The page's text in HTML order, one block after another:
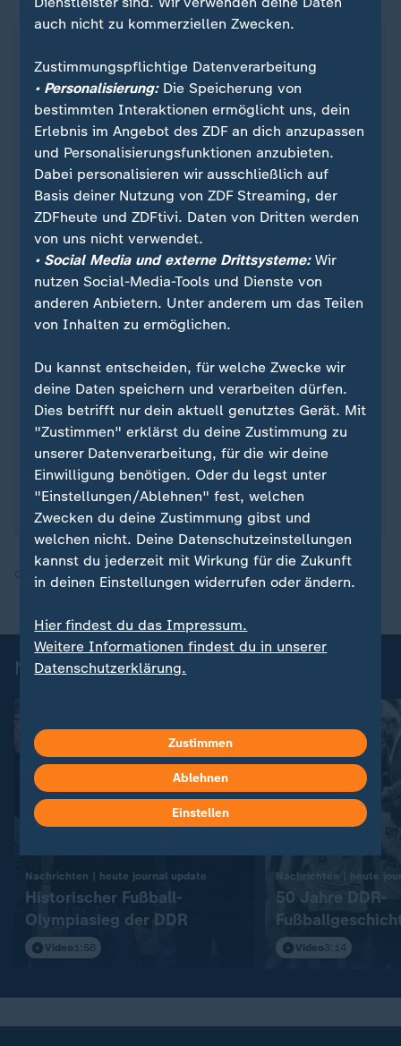
Quelle: Reuters
Sie wollen über Sport stets auf dem Laufenden
bleiben? Dann ist unser sportstudio-WhatsApp-
Channel genau das Richtige für Sie. Egal ob
morgens zum Kaffee, mittags zum Lunch oder zum
Feierabend - erhalten Sie
die wichtigsten News
direkt auf Ihr Smartphone
. Melden Sie sich hier
ganz einfach für unseren WhatsApp-Channel an:
sportstudio-WhatsApp-Channel
Quelle: ZDF, dpa, sid
News zu Olympia
Nachrichten | heute journal update
Historischer Fußball-
Olympiasieg der DDR
Video 1:58
Nachrichten | heute
50 Jahre DDR-
Video3:14
auch nicht zu kommerziellen Zwecken.
Zustimmungspflichtige Datenverarbeitung
• Personalisierung:Die Speicherung von
bestimmten Interaktionen ermöglicht uns, dein
Erlebnis im Angebot des ZDF an dich anzupassen
und Personalisierungsfunktionen anzubieten.
Dabei personalisieren wir ausschließlich auf
Basis deiner Nutzung von ZDF Streaming, der
ZDFheute und ZDFtivi. Daten von Dritten werden
von uns nicht verwendet.
• Social Media und externe Drittsysteme:Wir
nutzen Social-Media-Tools und Dienste von
anderen Anbietern. Unter anderem um das Teilen
von Inhalten zu ermöglichen.
Du kannst entscheiden, für welche Zwecke wir
deine Daten speichern und verarbeiten dürfen.
Dies betrifft nur dein aktuell genutztes Gerät. Mit
"Zustimmen" erklärst du deine Zustimmung zu
unserer Datenverarbeitung, für die wir deine
Einwilligung benötigen. Oder du legst unter
"Einstellungen/Ablehnen" fest, welchen
Zwecken du deine Zustimmung gibst und
welchen nicht. Deine Datenschutzeinstellungen
kannst du jederzeit mit Wirkung für die Zukunft
in deinen Einstellungen widerrufen oder ändern.
Hier findest du das Impressum.
Weitere Informationen findest du in unserer
Datenschutzerklärung.
Zustimmen
Ablehnen
Einstellen